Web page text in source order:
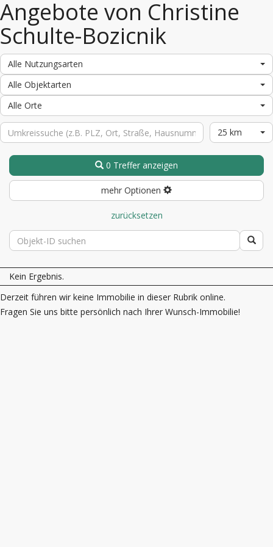
Angebote von Christine
Schulte-Bozicnik
Alle Nutzungsarten
Alle Objektarten
Alle Orte
25 km
0 Treffer anzeigen
mehr Optionen
zurücksetzen
Kein Ergebnis.
Derzeit führen wir keine Immobilie in dieser Rubrik online.
Fragen Sie uns bitte persönlich nach Ihrer Wunsch-Immobilie!